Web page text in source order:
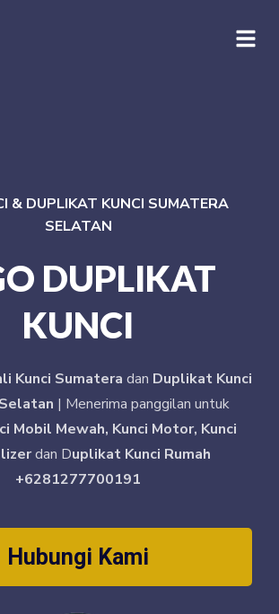
& DUPLIKAT KUNCI SUMATERA
SELATAN
DUPLIKAT
KUNCI
Kunci Sumatera dan Duplikat Kunci
| Menerima panggilan untuk
Mobil Mewah, Kunci Motor, Kunci
dan Duplikat Kunci Rumah
+6281277700191
Hubungi Kami